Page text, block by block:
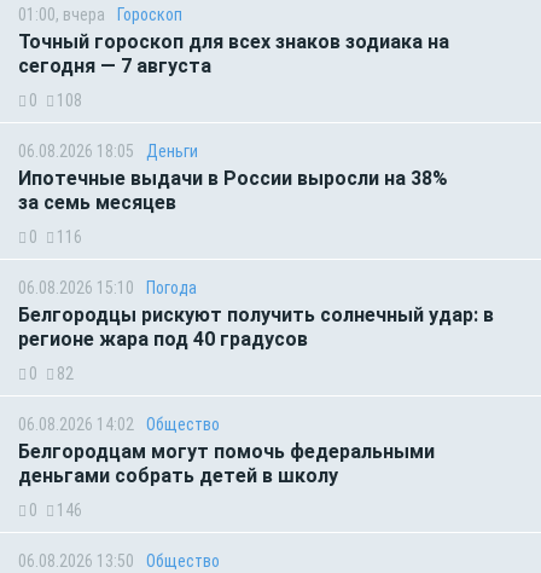
01:00, вчера Гороскоп
Точный гороскоп для всех знаков зодиака на
сегодня — 7 августа
0 108
06.08.2026 18:05 Деньги
Ипотечные выдачи в России выросли на 38%
за семь месяцев
0 116
06.08.2026 15:10 Погода
Белгородцы рискуют получить солнечный удар: в
регионе жара под 40 градусов
0 82
06.08.2026 14:02 Общество
Белгородцам могут помочь федеральными
деньгами собрать детей в школу
0 146
06.08.2026 13:50 Общество